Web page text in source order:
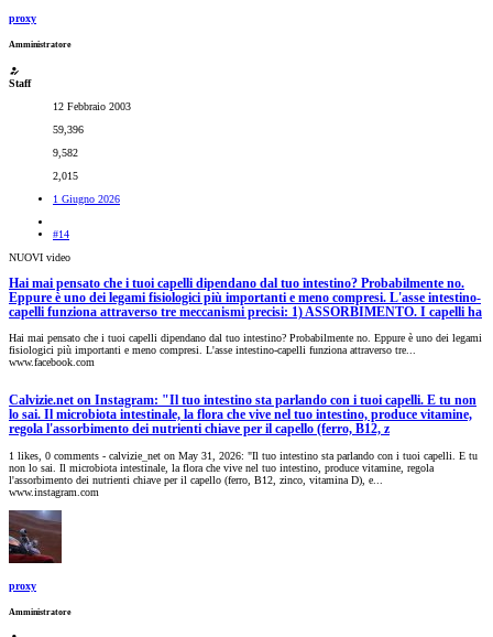
proxy
Amministratore
Staff
12 Febbraio 2003
59,396
9,582
2,015
1 Giugno 2026
#14
NUOVI video
Hai mai pensato che i tuoi capelli dipendano dal tuo intestino? Probabilmente no.
Eppure è uno dei legami fisiologici più importanti e meno compresi. L'asse intestino-
capelli funziona attraverso tre meccanismi precisi: 1) ASSORBIMENTO. I capelli ha
Hai mai pensato che i tuoi capelli dipendano dal tuo intestino? Probabilmente no. Eppure è uno dei legami
fisiologici più importanti e meno compresi. L'asse intestino-capelli funziona attraverso tre...
www.facebook.com
Calvizie.net on Instagram: "Il tuo intestino sta parlando con i tuoi capelli. E tu non
lo sai. Il microbiota intestinale, la flora che vive nel tuo intestino, produce vitamine,
regola l'assorbimento dei nutrienti chiave per il capello (ferro, B12, z
1 likes, 0 comments - calvizie_net on May 31, 2026: "Il tuo intestino sta parlando con i tuoi capelli. E tu
non lo sai. Il microbiota intestinale, la flora che vive nel tuo intestino, produce vitamine, regola
l'assorbimento dei nutrienti chiave per il capello (ferro, B12, zinco, vitamina D), e...
www.instagram.com
proxy
Amministratore